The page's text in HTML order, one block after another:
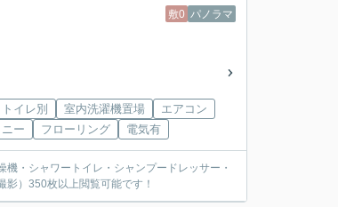
敷0 パノラマ
イレ別 室内洗濯機置場
エアコン
ー
フローリング 電気有
・シャワートイレ・シャンプードレッサー・
）350枚以上閲覧可能です！